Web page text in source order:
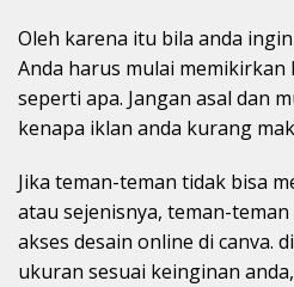
Oleh karena itu bila anda
Anda harus mulai memikirkan
seperti apa. Jangan asal dan
kenapa iklan anda kurang
Jika teman-teman tidak bisa
atau sejenisnya, teman-
akses desain online di canva.
ukuran sesuai keinginan